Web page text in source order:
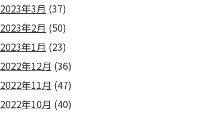
2023年3月 (37)
2023年2月 (50)
2023年1月 (23)
2022年12月 (36)
2022年11月 (47)
2022年10月 (40)